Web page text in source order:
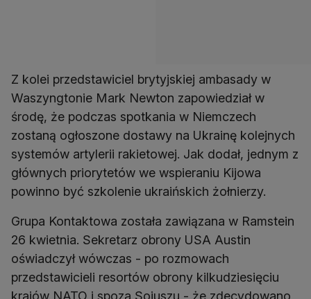
Z kolei przedstawiciel brytyjskiej ambasady w
Waszyngtonie Mark Newton zapowiedział w
środę, że podczas spotkania w Niemczech
zostaną ogłoszone dostawy na Ukrainę kolejnych
systemów artylerii rakietowej. Jak dodał, jednym z
głównych priorytetów we wspieraniu Kijowa
powinno być szkolenie ukraińskich żołnierzy.
Grupa Kontaktowa została zawiązana w Ramstein
26 kwietnia. Sekretarz obrony USA Austin
oświadczył wówczas - po rozmowach
przedstawicieli resortów obrony kilkudziesięciu
krajów NATO i spoza Sojuszu - że zdecydowano